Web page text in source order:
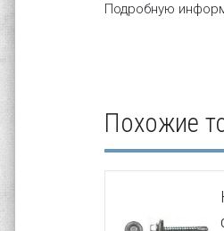
Подробную
Похожие